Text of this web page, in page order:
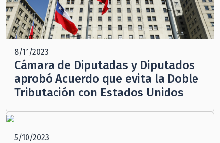
8/11/2023
Cámara de Diputadas y Diputados
aprobó Acuerdo que evita la Doble
Tributación con Estados Unidos
5/10/2023